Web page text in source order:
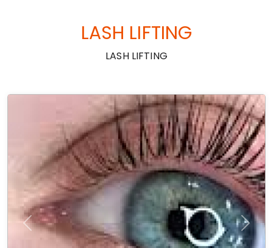
LASH LIFTING
LASH LIFTING
Previous Next